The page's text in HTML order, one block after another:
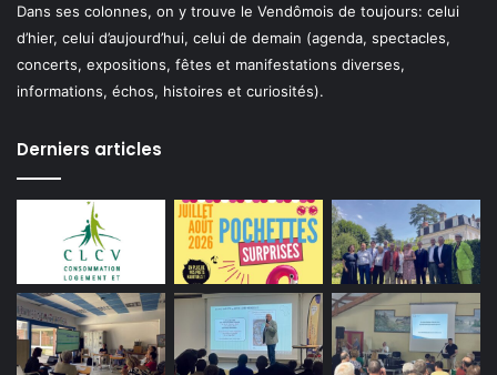
Dans ses colonnes, on y trouve le Vendômois de toujours: celui
d’hier, celui d’aujourd’hui, celui de demain (agenda, spectacles,
concerts, expositions, fêtes et manifestations diverses,
informations, échos, histoires et curiosités).
Derniers articles